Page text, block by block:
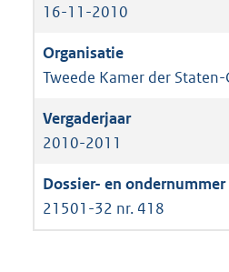
16-11-2010
Tweede Kamer der Staten-
2010-2011
21501-32 nr. 418